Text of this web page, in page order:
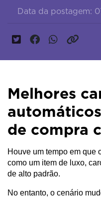
Data da postagem:
Melhores
de compra
Houve um tempo em que
como um item de luxo,
de alto padrão.
No entanto, o cenário